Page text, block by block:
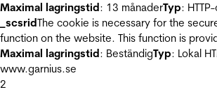
Maximal lagringstid: 13 månaderTyp:
_scsridThe cookie is necessary for the
function on the website. This function is
Maximal lagringstid: BeständigTyp: Lokal
www.garnius.se
2